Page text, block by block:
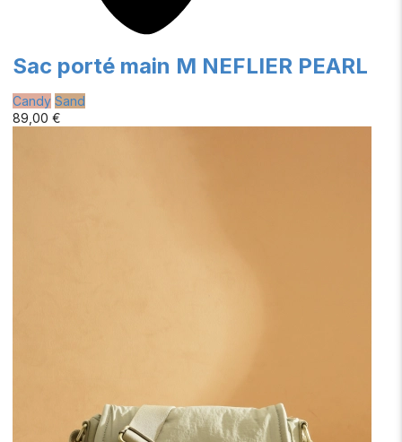
Sac porté main M NEFLIER PEARL
Candy Sand
89,00 €